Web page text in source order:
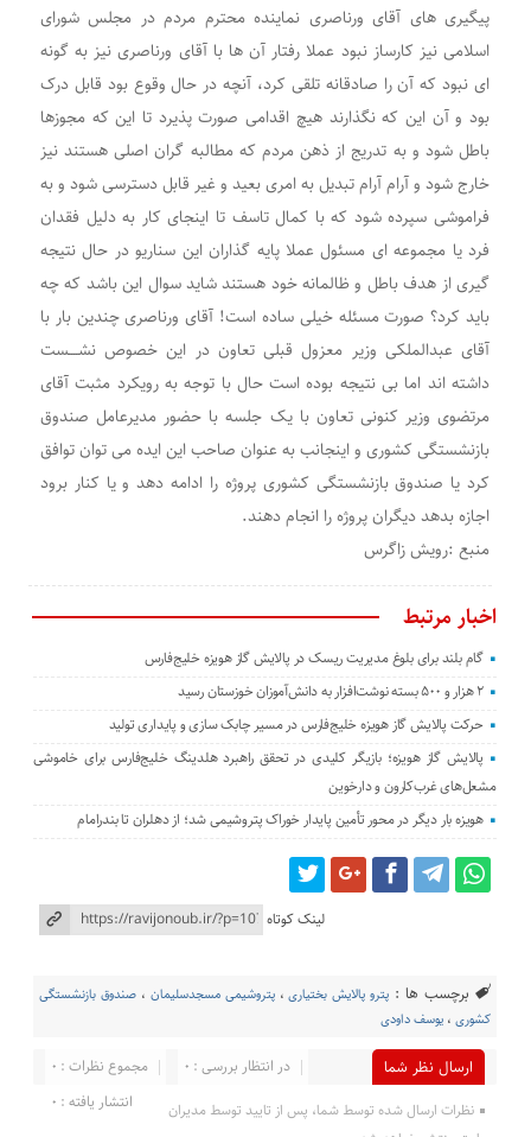
پیگیری های آقای ورناصری نماینده محترم مردم در مجلس شورای
اسلامی نیز کارساز نبود عملا رفتار آن ها با آقای ورناصری نیز به گونه
ای نبود که آن را صادقانه تلقی کرد، آنچه در حال وقوع بود قابل درک
بود و آن این که نگذارند هیچ اقدامی صورت پذیرد تا این که مجوزها
باطل شود و به تدریج از ذهن مردم که مطالبه گران اصلی هستند نیز
خارج شود و آرام آرام تبدیل به امری بعید و غیر قابل دسترسی شود و به
فراموشی سپرده شود که با کمال تاسف تا اینجای کار به دلیل فقدان
فرد یا مجموعه ای مسئول عملا پایه گذاران این سناریو در حال نتیجه
گیری از هدف باطل و ظالمانه خود هستند شاید سوال این باشد که چه
باید کرد؟ صورت مسئله خیلی ساده است! آقای ورناصری چندین بار با
آقای عبدالملکی وزیر معزول قبلی تعاون در این خصوص نشــــست
داشته اند اما بی نتیجه بوده است حال با توجه به رویکرد مثبت آقای
مرتضوی وزیر کنونی تعاون با یک جلسه با حضور مدیرعامل صندوق
بازنشستگی کشوری و اینجانب به عنوان صاحب این ایده می توان توافق
کرد یا صندوق بازنشستگی کشوری پروژه را ادامه دهد و یا کنار برود
اجازه بدهد دیگران پروژه را انجام دهند.
منبع :رویش زاگرس
اخبار مرتبط
گام بلند برای بلوغ مدیریت ریسک در پالایش گاز هویزه خلیج‌فارس
۲ هزار و ۵۰۰ بسته نوشت‌افزار به دانش‌آموزان خوزستان رسید
حرکت پالایش گاز هویزه خلیج‌فارس در مسیر چابک سازی و پایداری تولید
پالایش گاز هویزه؛ بازیگر کلیدی در تحقق راهبرد هلدینگ خلیج‌فارس برای خاموشی
مشعل‌های غرب‌کارون و دارخوین
هویزه بار دیگر در محور تأمین پایدار خوراک پتروشیمی شد؛ از دهلران تا بندرامام
لینک کوتاه
برچسب ها : پترو پالایش بختیاری،پتروشیمی مسجدسلیمان ، صندوق بازنشستگی
کشوری ،یوسف داودی
ارسال نظر شما مجموع نظرات : 0
در انتظار بررسی : 0
انتشار یافته : 0
نظرات ارسال شده توسط شما، پس از تایید توسط مدیران